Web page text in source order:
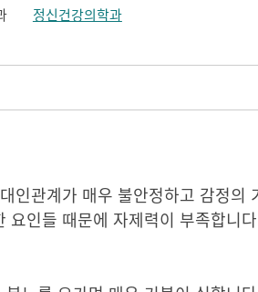
정신건강의학과
인관계가 매우 불안정하고 감정
요인들 때문에 자제력이 부족합니